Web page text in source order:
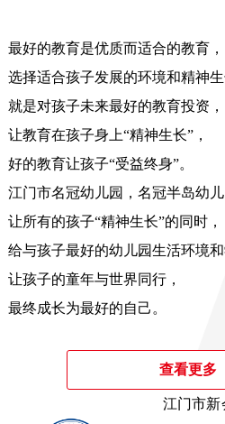
最好的教育是优质而适合的教育，
选择适合孩子发展的环境和精神生
就是对孩子未来最好的教育投资，
让教育在孩子身上“精神生长”，
好的教育让孩子“受益终身”。
江门市名冠幼儿园，名冠半岛幼儿
让所有的孩子“精神生长”的同时，
给与孩子最好的幼儿园生活环境和
让孩子的童年与世界同行，
最终成长为最好的自己。
查看更多
江门市新